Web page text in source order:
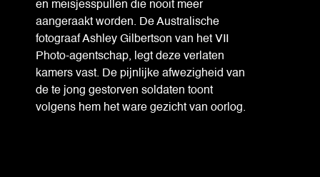
en meisjesspullen die nooit meer
aangeraakt worden. De Australische
fotograaf Ashley Gilbertson van het VII
Photo-agentschap, legt deze verlaten
kamers vast. De pijnlijke afwezigheid van
de te jong gestorven soldaten toont
volgens hem het ware gezicht van oorlog.